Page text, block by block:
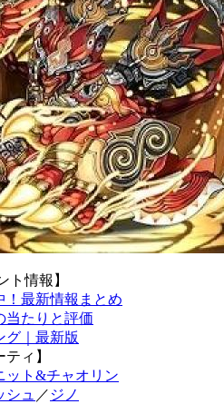
ト情報】
！最新情報まとめ
当たりと評価
グ｜最新版
ィ】
ット&チャオリン
シュ ／ ジノ